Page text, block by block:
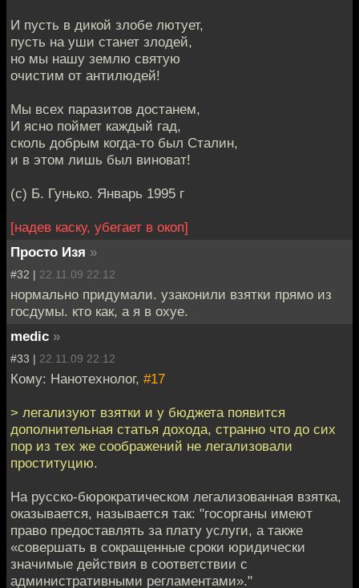
И пусть в дикой злобе лютует,
пусть на уши станет злодей,
но мы нашу землю святую
очистим от антилюдей!
Мы всех паразитов достанем,
И ясно поймет каждый гад,
сколь добрым когда-то был Сталин,
и в этом лишь был виноват!
(с) Б. Гунько. Январь 1995 г
[надев каску, убегает в окоп]
Просто Изя »
#32 | 22.11.09 22:12
нормально придумали. узаконили взятки прямо из
госдумы. кто как, а я в охуе.
medic »
#33 | 22.11.09 22:12
Кому: Нанотехнолог, #17
> легализуют взятки и у бюджета появится
дополнительная статья дохода, странно что до сих
пор из тех же соображений не легализовали
проституцию.
На русско-бюрократическом легализованная взятка,
оказывается, называется так: "госорганы имеют
право предоставлять за плату услуги, а также
«совершать в сокращенные сроки юридически
значимые действия в соответствии с
административными регламентами»."